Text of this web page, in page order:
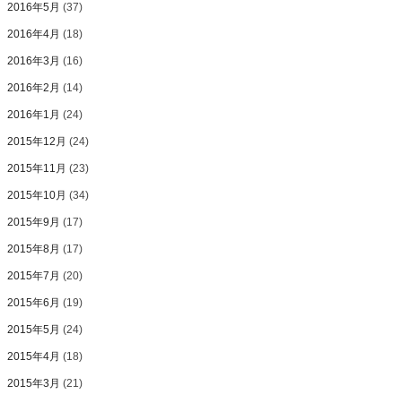
2016年5月 (37)
2016年4月 (18)
2016年3月 (16)
2016年2月 (14)
2016年1月 (24)
2015年12月 (24)
2015年11月 (23)
2015年10月 (34)
2015年9月 (17)
2015年8月 (17)
2015年7月 (20)
2015年6月 (19)
2015年5月 (24)
2015年4月 (18)
2015年3月 (21)